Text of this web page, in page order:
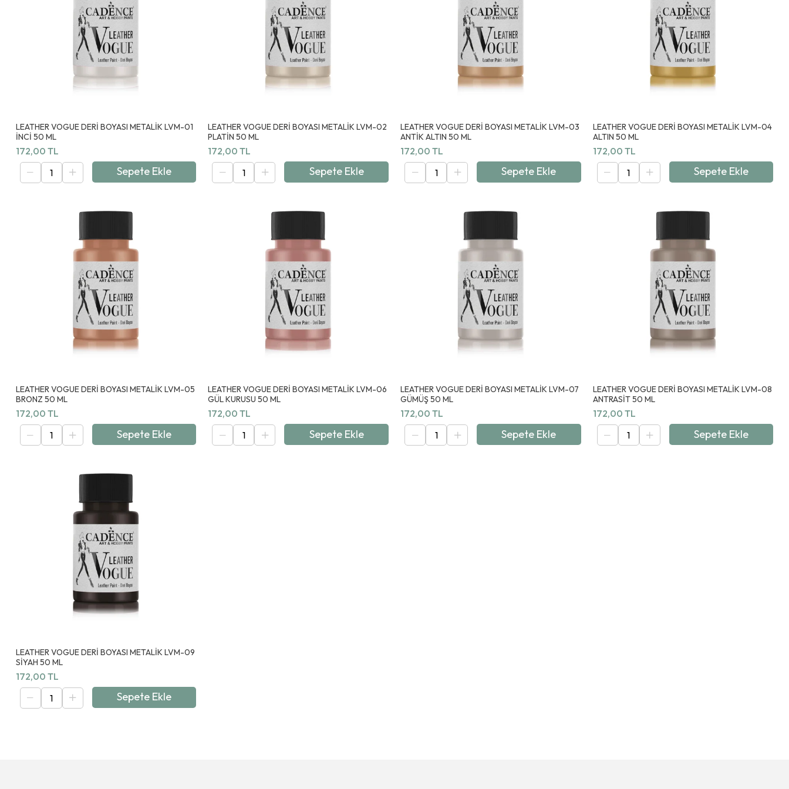
LEATHER VOGUE DERİ BOYASI METALİK LVM-01
İNCİ 50 ML
172,00 TL
Sepete Ekle
LEATHER VOGUE DERİ BOYASI METALİK LVM-02
PLATİN 50 ML
172,00 TL
Sepete Ekle
LEATHER VOGUE DERİ BOYASI METALİK LVM-03
ANTİK ALTIN 50 ML
172,00 TL
Sepete Ekle
LEATHER VOGUE DERİ BOYASI METALİK LVM-04
ALTIN 50 ML
172,00 TL
Sepete Ekle
LEATHER VOGUE DERİ BOYASI METALİK LVM-05
BRONZ 50 ML
172,00 TL
Sepete Ekle
LEATHER VOGUE DERİ BOYASI METALİK LVM-06
GÜL KURUSU 50 ML
172,00 TL
Sepete Ekle
LEATHER VOGUE DERİ BOYASI METALİK LVM-07
GÜMÜŞ 50 ML
172,00 TL
Sepete Ekle
LEATHER VOGUE DERİ BOYASI METALİK LVM-08
ANTRASİT 50 ML
172,00 TL
Sepete Ekle
LEATHER VOGUE DERİ BOYASI METALİK LVM-09
SİYAH 50 ML
172,00 TL
Sepete Ekle